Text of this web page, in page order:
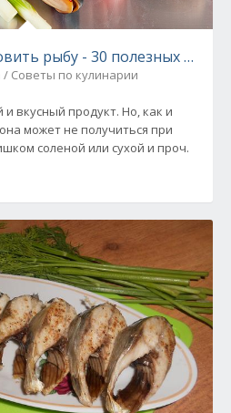
рыбу - 30 полезных
Советы по кулинарии
вкусный продукт. Но, как и
может не получиться при
соленой или сухой и проч.